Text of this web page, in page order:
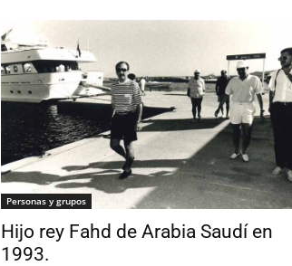
Personas y grupos
Hijo rey Fahd de Arabia Saudí en
1993.